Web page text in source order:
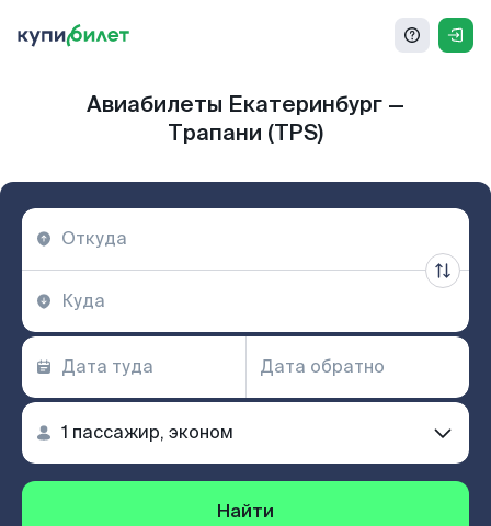
Авиабилеты Екатеринбург —
Трапани (TPS)
Найти